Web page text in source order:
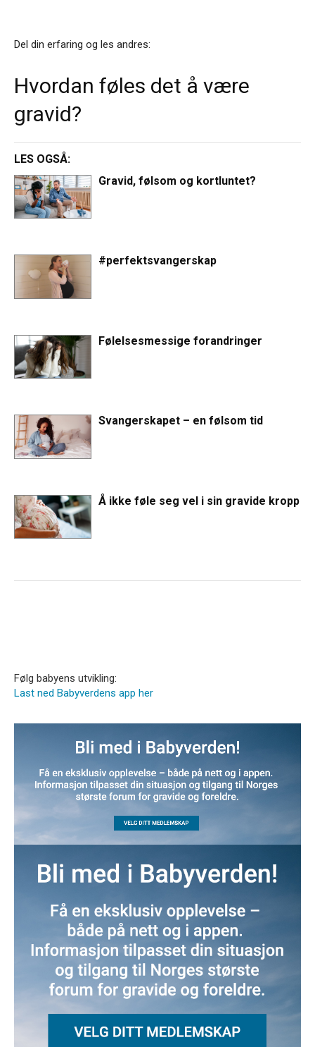
Del din erfaring og les andres:
Hvordan føles det å være
gravid?
LES OGSÅ:
Gravid, følsom og kortluntet?
#perfektsvangerskap
Følelsesmessige forandringer
Svangerskapet – en følsom tid
Å ikke føle seg vel i sin gravide kropp
Følg babyens utvikling:
Last ned Babyverdens app her